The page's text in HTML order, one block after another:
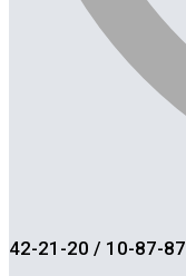
42-21-20 / 10-87-87